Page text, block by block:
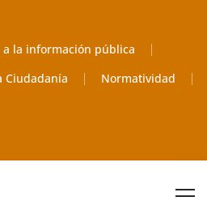
a la información pública
Ciudadanía
Normatividad